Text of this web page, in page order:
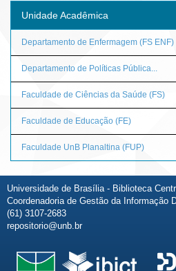
Unidade Acadêmica
Departamento de Enfermagem (FS ENF)
Departamento de Políticas Pública...
Faculdade de Ciências da Saúde (FS)
Faculdade de Educação (FE)
Faculdade UnB Planaltina (FUP)
Universidade de Brasília - Biblioteca
Coordenadoria de Gestão da Informação
(61) 3107-2683
repositorio@unb.br